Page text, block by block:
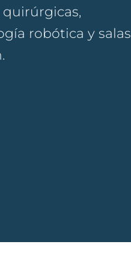
quirúrgicas,
robótica y salas